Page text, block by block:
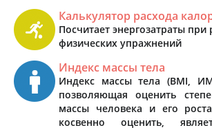
Калькулятор расхода
Посчитает энергозатраты
физических упражнений
Индекс массы тела
Индекс массы тела (BMI,
позволяющая оценить
массы человека и его
косвенно оценить,